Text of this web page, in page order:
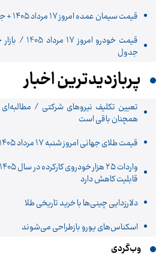
قیمت سیمان عمده امروز 17 مرداد ۱۴۰۵ + جدول
قیمت خودرو
جدول
پربازدیدترین اخبار
تعیین تکلیف نیروهای شرکتی /
همچنان باقی است
قیمت طلای جهانی امروز شنبه ۱۷ مرداد ۱۴۰۵ / اونس طلا اوج گرفت
قابلیت کاهش دارد
دلارزدایی چینی‌ها با خرید تاریخی طلا
اسکناس‌های یورو بازطراحی می‌شوند
وب‌گردی